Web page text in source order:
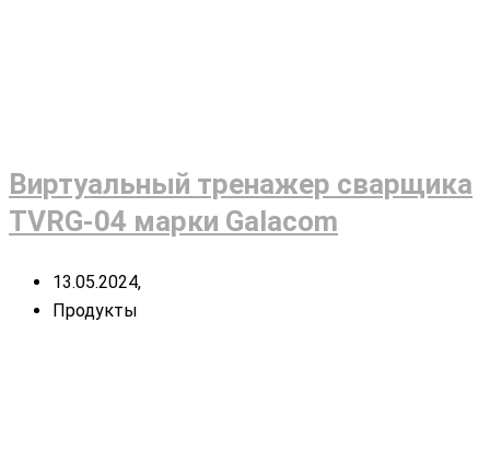
Виртуальный тренажер сварщика
TVRG-04 марки Galacom
13.05.2024,
Продукты